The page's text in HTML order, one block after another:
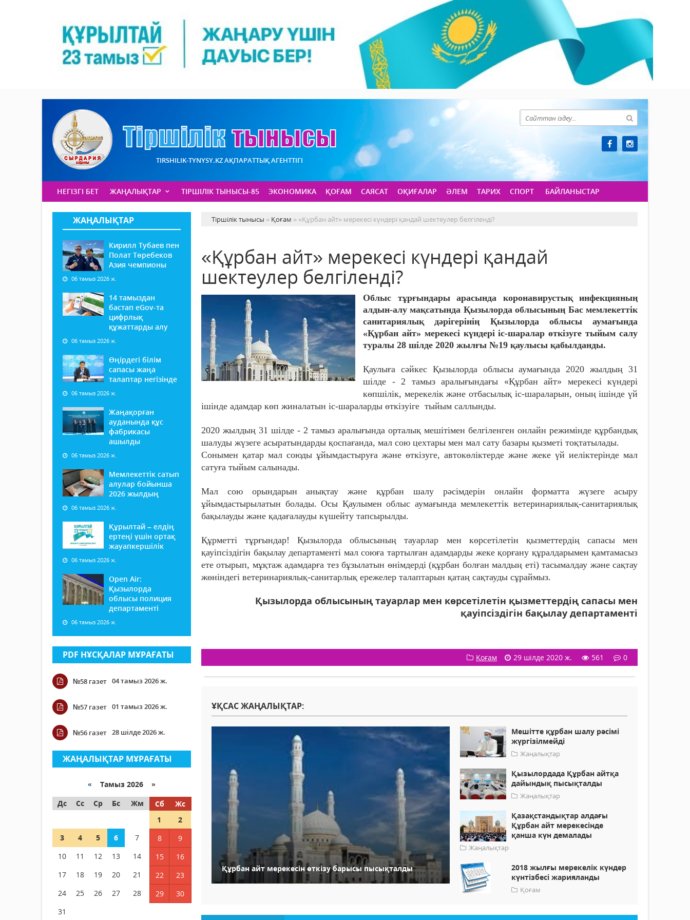
TIRSHILIK-TYNYSY.KZ АҚПАРАТТЫҚ АГЕНТТІГІ
НЕГІЗГІ БЕТ ЖАҢАЛЫҚТАР ТІРШІЛІК ТЫНЫСЫ-85 ЭКОНОМИКА ҚОҒАМ САЯСАТ ОҚИҒАЛАР ӘЛЕМ ТАРИХ СПОРТ БАЙЛАНЫСТАР
ЖАҢАЛЫҚТАР
Кирилл Тубаев пен
Полат Төребеков
Азия чемпионы
06 тамыз 2026 ж.
14 тамыздан
бастап еGov-та
цифрлық
құжаттарды алу
06 тамыз 2026 ж.
Өңірдегі білім
сапасы жаңа
талаптар негізінде
06 тамыз 2026 ж.
Жаңақорған
ауданында құс
фабрикасы
ашылды
06 тамыз 2026 ж.
Мемлекеттік сатып
алулар бойынша
2026 жылдың
06 тамыз 2026 ж.
Құрылтай – елдің
ертеңі үшін ортақ
жауапкершілік
06 тамыз 2026 ж.
Open Air:
Қызылорда
облысы полиция
департаменті
06 тамыз 2026 ж.
PDF НҰСҚАЛАР МҰРАҒАТЫ
№58 газет 04 тамыз 2026 ж.
№57 газет 01 тамыз 2026 ж.
№56 газет 28 шілде 2026 ж.
ЖАҢАЛЫҚТАР МҰРАҒАТЫ
« Тамыз 2026 »
Дс
Сс Ср Бс Жм Сб
Жс
1
2
3
4 5 6 7 8
9
10
11 12 13 14 15
16
17
18 19 20 21 22
23
24
25 26 27 28 29
30
31
Тіршілік тынысы » Қоғам » «Құрбан айт» мерекесі күндері қандай шектеулер белгіленді?
«Құрбан айт» мерекесі күндері қандай
шектеулер белгіленді?
Облыс тұрғындары арасында коронавирустық инфекцияның
алдын-алу мақсатында Қызылорда облысының Бас мемлекеттік
санитариялық дәрігерінің Қызылорда облысы аумағында
«Құрбан айт» мерекесі күндері іс-шаралар өткізуге тыйым салу
туралы 28 шілде 2020 жылғы №19 қаулысы қабылданды.
Қаулыға сәйкес Қызылорда облысы аумағында 2020 жылдың 31
шілде - 2 тамыз аралығындағы «Құрбан айт» мерекесі күндері
көпшілік, мерекелік және отбасылық іс-шараларын, оның ішінде үй
ішінде адамдар көп жиналатын іс-шараларды өткізуіге тыйым саллынды.
2020 жылдың 31 шілде - 2 тамыз аралығында орталық мешітімен белгіленген онлайн режимінде құрбандық
шалуды жүзеге асыратындарды қоспағанда, мал сою цехтары мен мал сату базары қызметі тоқтатылады.
Сонымен қатар мал союды ұйымдастыруға және өткізуге, автокөліктерде және жеке үй иеліктерінде мал
сатуға тыйым салынады.
Мал сою орындарын анықтау және құрбан шалу рәсімдерін онлайн форматта жүзеге асыру
ұйымдастырылатын болады. Осы Қаулымен облыс аумағында мемлекеттік ветеринариялық-санитариялық
бақылауды және қадағалауды күшейту тапсырылды.
Құрметті тұрғындар! Қызылорда облысының тауарлар мен көрсетілетін қызметтердің сапасы мен
қауіпсіздігін бақылау департаменті мал союға тартылған адамдарды жеке қорғану құралдарымен қамтамасыз
ете отырып, мұқтаж адамдарға тез бұзылатын өнімдерді (құрбан болған малдың еті) тасымалдау және сақтау
жөніндегі ветеринариялық-санитарлық ережелер талаптарын қатаң сақтауды сұраймыз.
Қызылорда облысының тауарлар мен көрсетілетін қызметтердің сапасы мен
қауіпсіздігін бақылау департаменті
Қоғам 29 шілде 2020 ж. 561 0
ҰҚСАС ЖАҢАЛЫҚТАР:
Құрбан айт мерекесін өткізу барысы пысықталды
Мешітте құрбан шалу рәсімі
жүргізілмейді
Жаңалықтар
Қызылордада Құрбан айтқа
дайындық пысықталды
Жаңалықтар
Қазақстандықтар алдағы
Құрбан айт мерекесінде
қанша күн демалады
Жаңалықтар
2018 жылғы мерекелік күндер
күнтізбесі жарияланды
Қоғам